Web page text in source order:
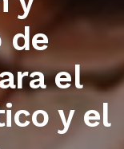
las
del